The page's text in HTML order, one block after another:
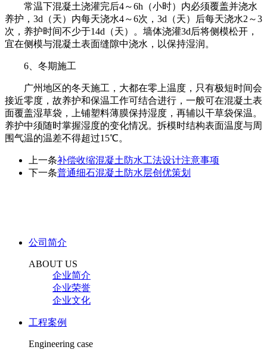
常温下混凝土浇灌完后4～6h（小时）内必须覆盖并浇水
养护，3d（天）内每天浇水4～6次，3d（天）后每天浇水2～3
次，养护时间不少于14d（天）。墙体浇灌3d后将侧模松开，
宜在侧模与混凝土表面缝隙中浇水，以保持湿润。
6、冬期施工
广州地区的冬天施工，大都在零上温度，只有极短时间会
接近零度，故养护和保温工作可结合进行，一般可在混凝土表
面覆盖湿草袋，上铺塑料薄膜保持湿度，再辅以干草袋保温。
养护中须随时掌握湿度的变化情况。拆模时结构表面温度与周
围气温的温差不得超过15℃。
上一条补偿收缩混凝土防水工法设计注意事项
下一条普通细石混凝土防水层创优策划
公司简介
ABOUT US
企业简介
企业荣誉
企业文化
工程案例
Engineering case